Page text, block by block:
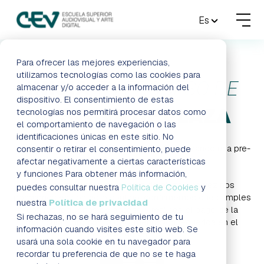
Para ofrecer las mejores experiencias,
utilizamos tecnologías como las cookies para
almacenar y/o acceder a la información del
dispositivo. El consentimiento de estas
tecnologías nos permitirá procesar datos como
el comportamiento de navegación o las
identificaciones únicas en este sitio. No
consentir o retirar el consentimiento, puede
afectar negativamente a ciertas características
y funciones Para obtener más información,
puedes consultar nuestra Política de Cookies y
nuestra Política de privacidad
Si rechazas, no se hará seguimiento de tu
información cuando visites este sitio web. Se
usará una sola cookie en tu navegador para
recordar tu preferencia de que no se te haga
MENU
FORMACIONES
ADMISIONES
ACTUALIDAD
ESCUELA
CONTACTO
RESERVAR PLAZA VISITAR ESCUELA
BLOG
Es
INICIATU PROCESO DE
RESERVA DE PLAZA
Al rellenar el siguiente formulario estás realizando una pre-
reserva de plaza sin compromiso.
Te confirmaremos tu reserva de plaza, una vez nos
pongamos en contacto contigo, confirmemos que cumples
con los requisitos de acceso y realices el pago de la
matrícula junto con la documentación requerida en el
proceso de admisión.